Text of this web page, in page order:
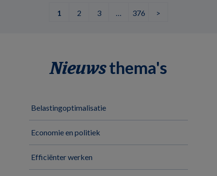
1 2 3 … 376 >
Nieuwsthema's
Belastingoptimalisatie
Economie en politiek
Efficiënter werken